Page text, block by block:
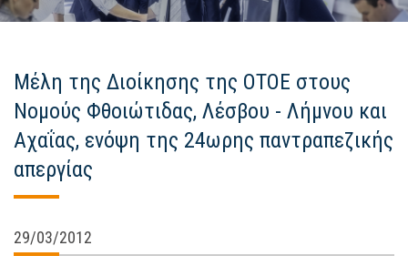
Μέλη της Διοίκησης της ΟΤΟΕ στους
Νομούς Φθοιώτιδας, Λέσβου - Λήμνου και
Αχαΐας, ενόψη της 24ωρης παντραπεζικής
απεργίας
29/03/2012